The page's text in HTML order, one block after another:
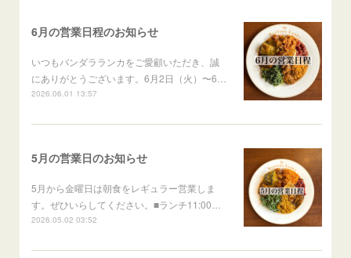
6月の営業日程のお知らせ
いつもバンダラランカをご愛顧いただき、誠
にありがとうございます。6月2日（火）〜6…
2026.06.01 13:57
5月の営業日のお知らせ
5月から金曜日は朝食をレギュラー営業しま
す。ぜひいらしてください。■ランチ11:00…
2026.05.02 03:52